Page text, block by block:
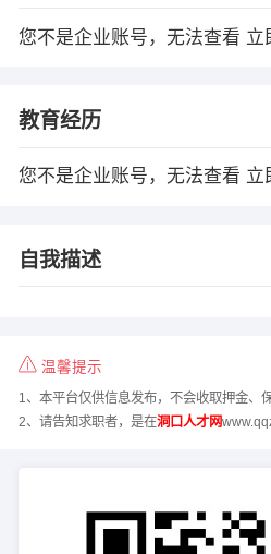
您不是企业账号，无法查看 立
教育经历
您不是企业账号，无法查看 立
自我描述
温馨提示
1、本平台仅供信息发布，不会收取押金、
2、请告知求职者，是在洞口人才网